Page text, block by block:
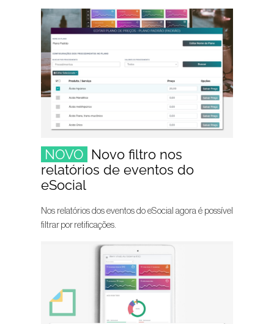
NOVO Novo filtro nos
relatórios de eventos do
eSocial
Nos relatórios dos eventos do eSocial agora é possível
filtrar por retificações.